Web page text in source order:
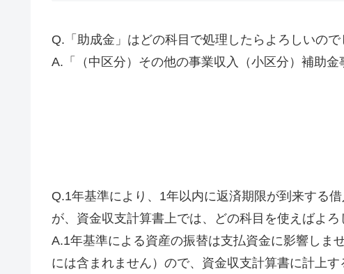
Q.「助成金」はどの科目で処理したらよろしいので
A.「（中区分）その他の事業収入（小区分）補助金
Q.1年基準により、1年以内に返済期限が到来する
が、資金収支計算書上では、どの科目を使えばよろ
A.1年基準による資産の振替は支払資金に影響しま
には含まれません）ので、資金収支計算書に計上す